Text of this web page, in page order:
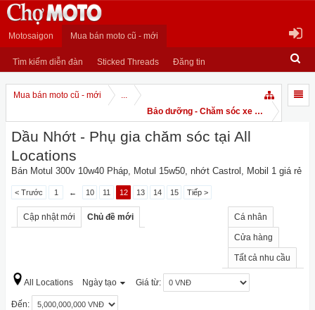
Motosaigon Mua bán moto cũ - mới
Tìm kiếm diễn đàn Sticked Threads Đăng tin
Mua bán moto cũ - mới
...
Bảo dưỡng - Chăm sóc xe PKL
Dầu Nhớt - Phụ gia chăm sóc tại All
Locations
Bán Motul 300v 10w40 Pháp, Motul 15w50, nhớt Castrol, Mobil 1 giá rẻ
< Trước 1 ← 10 11 12 13 14 15 Tiếp >
Cập nhật mới Chủ đề mới Cá nhân
Cửa hàng
Tất cả nhu cầu
All Locations Ngày tạo Giá từ:
Đến: